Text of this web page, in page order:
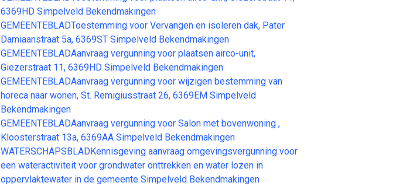
6369HD Simpelveld Bekendmakingen
GEMEENTEBLADToestemming voor Vervangen en isoleren dak, Pater
Damiaanstraat 5a, 6369ST Simpelveld Bekendmakingen
GEMEENTEBLADAanvraag vergunning voor plaatsen airco-unit,
Giezerstraat 11, 6369HD Simpelveld Bekendmakingen
GEMEENTEBLADAanvraag vergunning voor wijzigen bestemming van
horeca naar wonen, St. Remigiusstraat 26, 6369EM Simpelveld
Bekendmakingen
GEMEENTEBLADAanvraag vergunning voor Salon met bovenwoning ,
Kloosterstraat 13a, 6369AA Simpelveld Bekendmakingen
WATERSCHAPSBLADKennisgeving aanvraag omgevingsvergunning voor
een wateractiviteit voor grondwater onttrekken en water lozen in
oppervlaktewater in de gemeente Simpelveld Bekendmakingen